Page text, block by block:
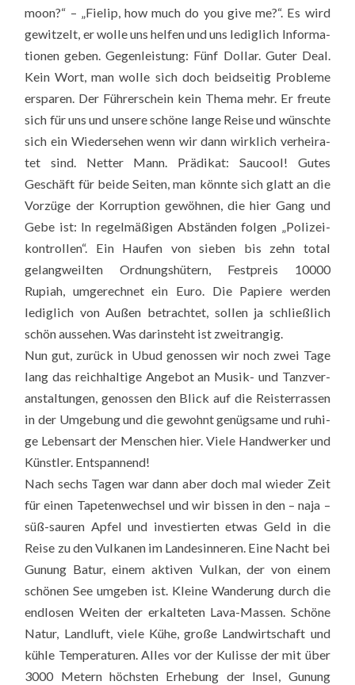
moon?“ – „Fie­lip, how much do you give me?“. Es wird
gewit­zelt, er wol­le uns hel­fen und uns ledig­lich Infor­ma­
tio­nen geben. Gegen­leis­tung: Fünf Dol­lar. Guter Deal.
Kein Wort, man wol­le sich doch beid­sei­tig Pro­ble­me
erspa­ren. Der Füh­rer­schein kein The­ma mehr. Er freu­te
sich für uns und unse­re schö­ne lan­ge Rei­se und wünsch­te
sich ein Wie­der­se­hen wenn wir dann wirk­lich ver­hei­ra­
tet sind. Net­ter Mann. Prä­di­kat: Sau­cool! Gutes
Geschäft für bei­de Sei­ten, man könn­te sich glatt an die
Vor­zü­ge der Kor­rup­ti­on gewöh­nen, die hier Gang und
Gebe ist: In regel­mä­ßi­gen Abstän­den fol­gen „Poli­zei­
kon­trol­len“. Ein Hau­fen von sie­ben bis zehn total
gelang­weil­ten Ord­nungs­hü­tern, Fest­preis 10000
Rupiah, umge­rech­net ein Euro. Die Papie­re wer­den
ledig­lich von Außen betrach­tet, sol­len ja schließ­lich
schön aus­se­hen. Was dar­in­steht ist zweit­ran­gig.
Nun gut, zurück in Ubud genos­sen wir noch zwei Tage
lang das reich­hal­ti­ge Ange­bot an Musik- und Tanz­ver­
an­stal­tun­gen, genos­sen den Blick auf die Reis­terras­sen
in der Umge­bung und die gewohnt genüg­sa­me und ruhi­
ge Lebens­art der Men­schen hier. Vie­le Hand­wer­ker und
Künst­ler. Ent­span­nend!
Nach sechs Tagen war dann aber doch mal wie­der Zeit
für einen Tape­ten­wech­sel und wir bis­sen in den – naja –
süß-sau­ren Apfel und inves­tier­ten etwas Geld in die
Rei­se zu den Vul­ka­nen im Lan­des­in­ne­ren. Eine Nacht bei
Gunung Batur, einem akti­ven Vul­kan, der von einem
schö­nen See umge­ben ist. Klei­ne Wan­de­rung durch die
end­lo­sen Wei­ten der erkal­te­ten Lava-Mas­sen. Schö­ne
Natur, Land­luft, vie­le Kühe, gro­ße Land­wirt­schaft und
küh­le Tem­pe­ra­tu­ren. Alles vor der Kulis­se der mit über
3000 Metern höchs­ten Erhe­bung der Insel, Gunung